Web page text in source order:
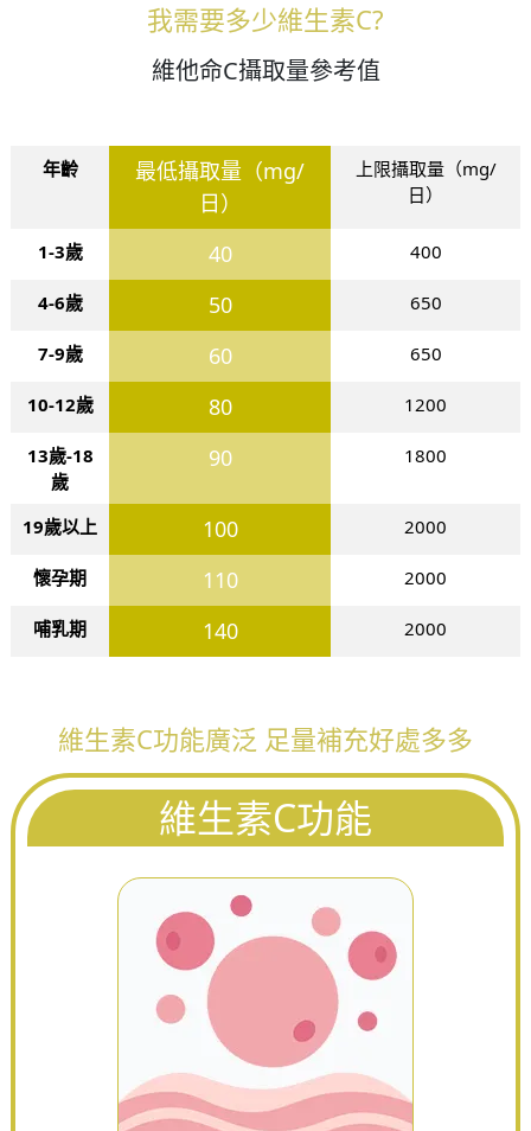
我需要多少維生素C?
維他命C攝取量參考值
年齡
最低攝取量（mg/
日）
上限攝取量（mg/
日）
1-3歲 40 400
4-6歲 50 650
7-9歲 60 650
10-12歲 80 1200
13歲-18
歲
90 1800
19歲以上 100 2000
懷孕期 110 2000
哺乳期 140 2000
維生素C功能廣泛 足量補充好處多多
維生素C功能